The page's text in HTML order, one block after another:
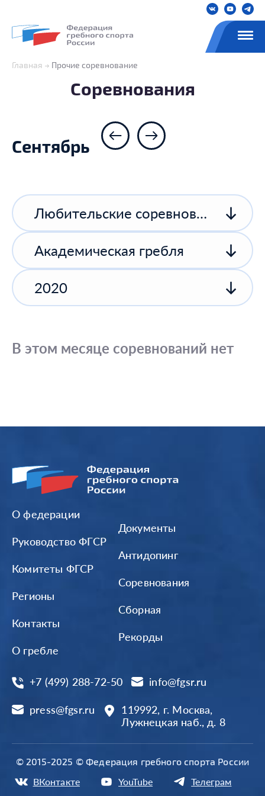
Главная Прочие соревнование
Соревнования
Сентябрь
Любительские соревнования
Академическая гребля
2020
В этом месяце соревнований нет
О федерации
Руководство ФГСР
Комитеты ФГСР
Регионы
Контакты
О гребле
Документы
Антидопинг
Соревнования
Сборная
Рекорды
+7 (499) 288-72-50 info@fgsr.ru
press@fgsr.ru
119992, г. Москва,
Лужнецкая наб., д. 8
© 2015-2025 © Федерация гребного спорта России
ВКонтакте YouTube Телеграм